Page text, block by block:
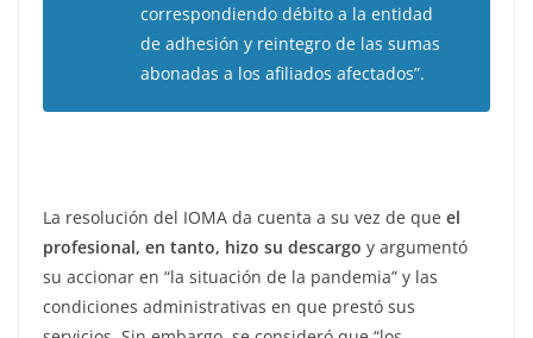
correspondiendo débito a la entidad
de adhesión y reintegro de las sumas
abonadas a los afiliados afectados”.
La resolución del IOMA da cuenta a su vez de que el
profesional, en tanto, hizo su descargo y argumentó
su accionar en “la situación de la pandemia” y las
condiciones administrativas en que prestó sus